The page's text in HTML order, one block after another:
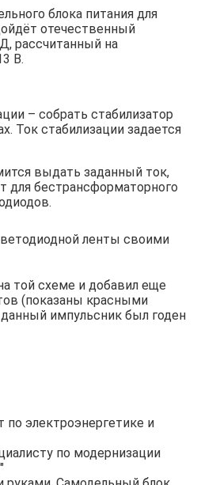
блока питания для
отечественный
рассчитанный на
В.
– собрать стабилизатор
Ток стабилизации задается
выдать заданный ток,
для бестрансформаторного
ленты своими
той схеме и добавил еще
(показаны красными
импульсник был годен
по электроэнергетике и
по модернизации